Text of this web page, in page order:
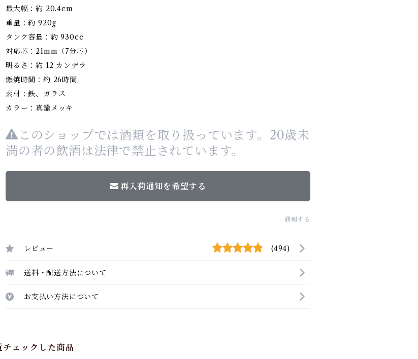
最大幅：約 20.4cm
重量：約 920g
タンク容量：約 930cc
対応芯：21mm（7分芯）
明るさ：約 12 カンデラ
燃焼時間：約 26時間
素材：鉄、ガラス
カラー：真鍮メッキ
このショップでは酒類を取り扱っています。20歳未
満の者の飲酒は法律で禁止されています。
再入荷通知を希望する
通報する
レビュー (494)
送料・配送方法について
お支払い方法について
チェックした商品